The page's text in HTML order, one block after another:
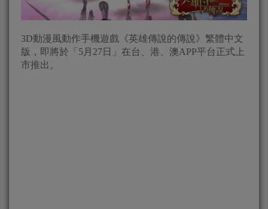
3D動漫風動作手機遊戲《英雄傳說的傳說》繁體中文
版，即將於「5月27日」在台、港、澳APP平台正式上
市推出。